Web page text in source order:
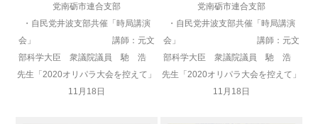
党南砺市連合支部
・自民党井波支部共催「時局講演
会」 講師：元文
部科学大臣 衆議院議員 馳 浩
先生「2020オリパラ大会を控えて」
11月18日
党南砺市連合支部
・自民党井波支部共催「時局講演
会」 講師：元文
部科学大臣 衆議院議員 馳 浩
先生「2020オリパラ大会を控えて」
11月18日